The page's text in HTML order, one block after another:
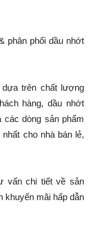
phân phối dầu nhớt
trên chất lượng
hàng, dầu nhớt
các dòng sản phẩm
cho nhà bán lẻ,
vấn chi tiết về sản
khuyến mãi hấp dẫn